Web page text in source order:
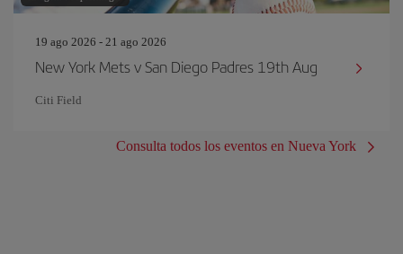
19 ago 2026 - 21 ago 2026
New York Mets v San Diego Padres 19th Aug
Citi Field
Consulta todos los eventos en Nueva York